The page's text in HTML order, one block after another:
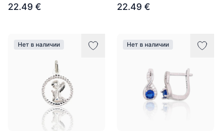
22.49 € 22.49 €
Нет в наличии Нет в наличии